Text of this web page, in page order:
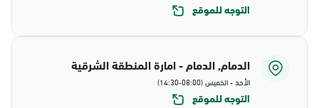
التوجه للموقع
الدمام, الدمام - امارة المنطقة الشرقية
الأحد - الخميس (08:00-14:30)
التوجه للموقع